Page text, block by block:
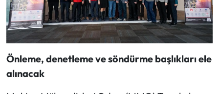
Önleme, denetleme ve söndürme başlıkları ele
alınacak